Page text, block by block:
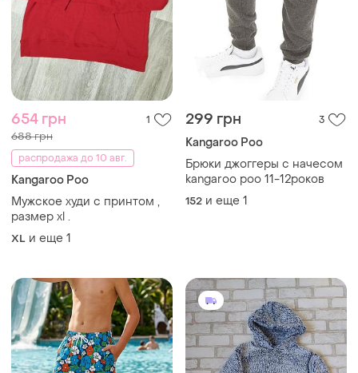
654 грн 1
688 грн
распродажа до 10 авг.
Kangaroo Poo
Мужское худи с принтом ,
размер xl .
XL и еще 1
299 грн 3
Kangaroo Poo
Брюки джоггеры с начесом
kangaroo poo 11-12роков
152 и еще 1